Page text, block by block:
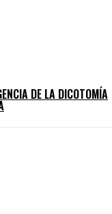
DE LA DICOTOMÍA